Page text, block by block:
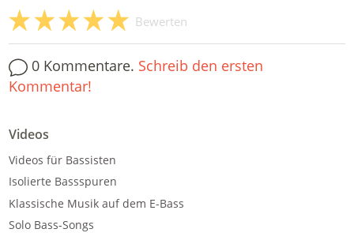
Bewerten
0 Kommentare. Schreib den ersten
Kommentar!
Videos
Videos für Bassisten
Isolierte Bassspuren
Klassische Musik auf dem E-Bass
Solo Bass-Songs